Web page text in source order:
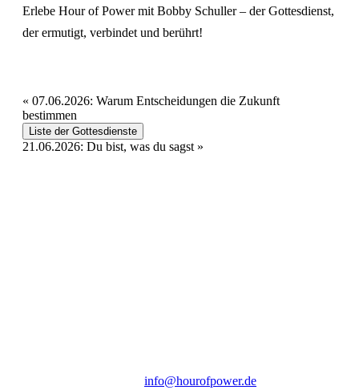
Erlebe Hour of Power mit Bobby Schuller – der Gottesdienst,
der ermutigt, verbindet und berührt!
« 07.06.2026: Warum Entscheidungen die Zukunft
bestimmen
Liste der Gottesdienste
21.06.2026: Du bist, was du sagst »
info@hourofpower.de